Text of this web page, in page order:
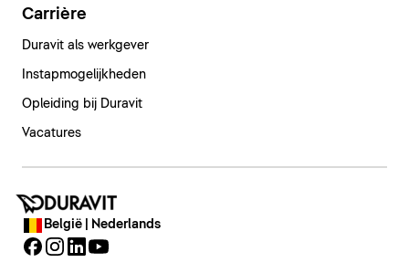
Carrière
Duravit als werkgever
Instapmogelijkheden
Opleiding bij Duravit
Vacatures
België | Nederlands